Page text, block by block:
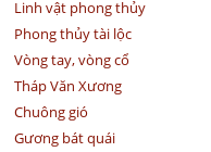
Linh vật phong thủy
Phong thủy tài lộc
Vòng tay, vòng cổ
Tháp Văn Xương
Chuông gió
Gương bát quái